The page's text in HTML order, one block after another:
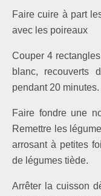
Faire cuire à part
avec les poireaux
Couper 4
blanc, recouverts
pendant 20 minutes.
Faire fondre une
Remettre les
arrosant à petites
de légumes tiède.
Arrêter la cuisson